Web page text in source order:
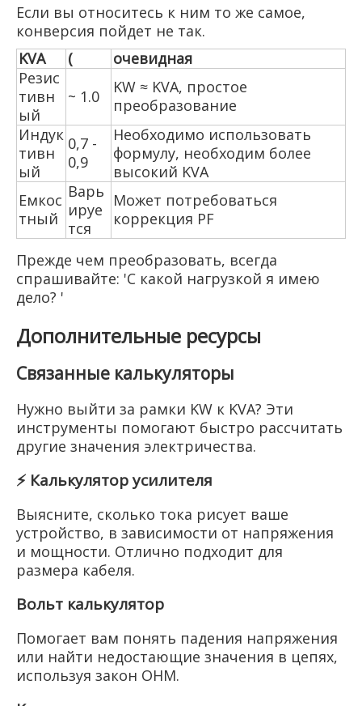
Если вы относитесь к ним то же самое,
конверсия пойдет не так.
KVA
(
очевидная
Резис
тивн
ый
~ 1.0
KW ≈ KVA, простое
преобразование
Индук
тивн
ый
0,7 -
0,9
Необходимо использовать
формулу, необходим более
высокий KVA
Емкос
тный
Варь
ируе
тся
Может потребоваться
коррекция PF
Прежде чем преобразовать, всегда
спрашивайте: 'С какой нагрузкой я имею
дело? '
Дополнительные ресурсы
Связанные калькуляторы
Нужно выйти за рамки KW к KVA? Эти
инструменты помогают быстро рассчитать
другие значения электричества.
⚡ Калькулятор усилителя
Выясните, сколько тока рисует ваше
устройство, в зависимости от напряжения
и мощности. Отлично подходит для
размера кабеля.
Вольт калькулятор
Помогает вам понять падения напряжения
или найти недостающие значения в цепях,
используя закон OHM.